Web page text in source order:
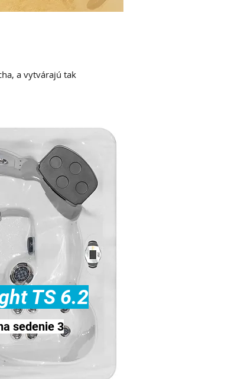
a vytvárajú tak
TS 6.2
sedenie 3